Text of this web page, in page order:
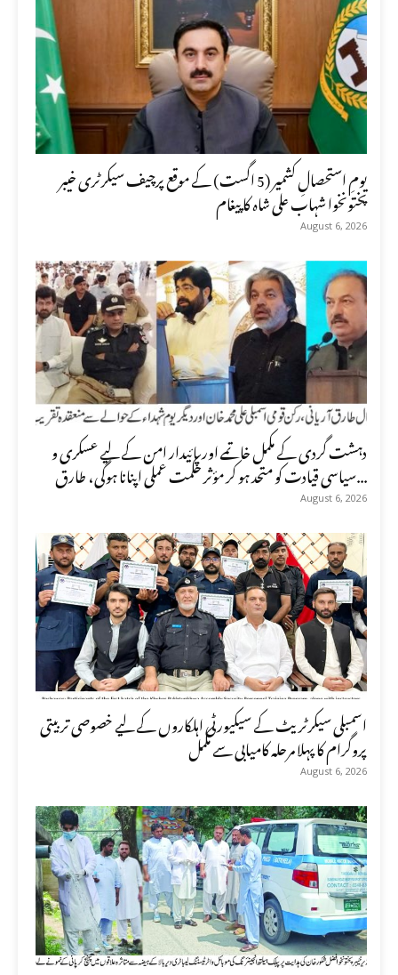
یومِ استحصالِ کشمیر (5 اگست) کے موقع پرچیف سیکرٹری خیبر
پختونخوا شہاب علی شاہ کا پیغام
August 6, 2026
دہشت گردی کے مکمل خاتمے اور پائیدار امن کے لیے عسکری و
سیاسی قیادت کو متحد ہو کر مؤثر حکمت عملی اپنانا ہوگی، طارق...
August 6, 2026
اسمبلی سیکرٹریٹ کے سیکیورٹی اہلکاروں کے لیے خصوصی تربیتی
پروگرام کا پہلا مرحلہ کامیابی سے مکمل
August 6, 2026